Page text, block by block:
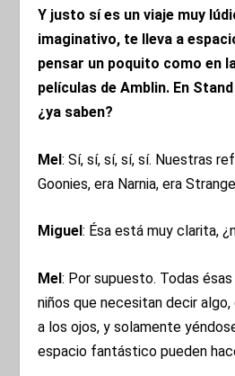
Y justo sí es un viaje muy
imaginativo, te lleva a
pensar un poquito como en
películas de Amblin. En
¿ya saben?
Mel: Sí, sí, sí, sí, sí. Nuestras
Goonies, era Narnia, era
Miguel: Ésa está muy clarita,
Mel: Por supuesto. Todas
niños que necesitan decir
a los ojos, y solamente
espacio fantástico pueden